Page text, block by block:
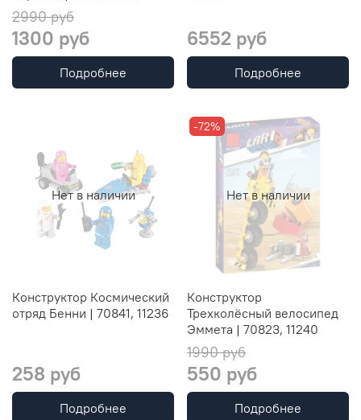
2990 руб
1300 руб
Подробнее
6552 руб
Подробнее
Нет в наличии
Конструктор Космический
отряд Бенни | 70841, 11236
258 руб
Подробнее
Нет в наличии
-72%
Конструктор
Трехколёсный велосипед
Эммета | 70823, 11240
1990 руб
550 руб
Подробнее